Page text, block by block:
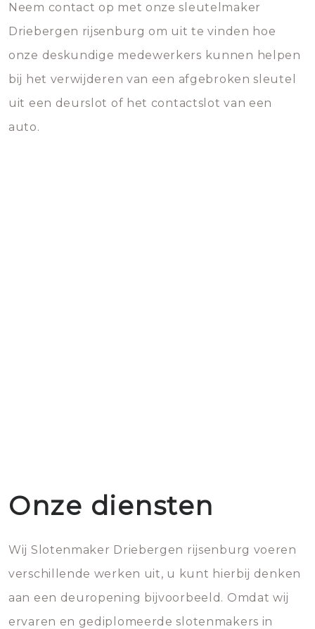
Neem contact op met onze sleutelmaker
Driebergen rijsenburg om uit te vinden hoe
onze deskundige medewerkers kunnen helpen
bij het verwijderen van een afgebroken sleutel
uit een deurslot of het contactslot van een
auto.
Onze diensten
Wij Slotenmaker Driebergen rijsenburg voeren
verschillende werken uit, u kunt hierbij denken
aan een deuropening bijvoorbeeld. Omdat wij
ervaren en gediplomeerde slotenmakers in